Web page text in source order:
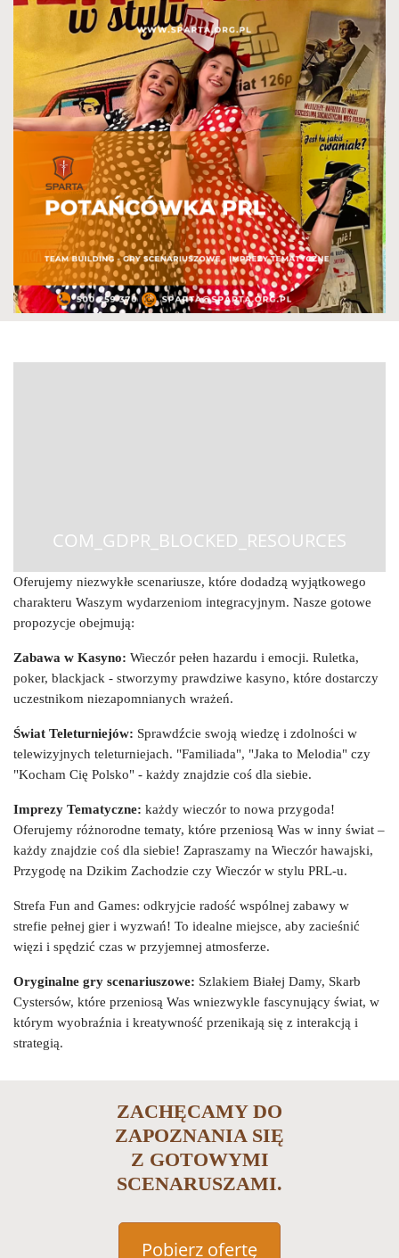
COM_GDPR_BLOCKED_RESOURCES
Oferujemy niezwykłe scenariusze, które dodadzą wyjątkowego
charakteru Waszym wydarzeniom integracyjnym. Nasze gotowe
propozycje obejmują:
Zabawa w Kasyno: Wieczór pełen hazardu i emocji. Ruletka,
poker, blackjack - stworzymy prawdziwe kasyno, które dostarczy
uczestnikom niezapomnianych wrażeń.
Świat Teleturniejów: Sprawdźcie swoją wiedzę i zdolności w
telewizyjnych teleturniejach. "Familiada", "Jaka to Melodia" czy
"Kocham Cię Polsko" - każdy znajdzie coś dla siebie.
Imprezy Tematyczne: każdy wieczór to nowa przygoda!
Oferujemy różnorodne tematy, które przeniosą Was w inny świat –
każdy znajdzie coś dla siebie! Zapraszamy na Wieczór hawajski,
Przygodę na Dzikim Zachodzie czy Wieczór w stylu PRL-u.
Strefa Fun and Games: odkryjcie radość wspólnej zabawy w
strefie pełnej gier i wyzwań! To idealne miejsce, aby zacieśnić
więzi i spędzić czas w przyjemnej atmosferze.
Oryginalne gry scenariuszowe: Szlakiem Białej Damy, Skarb
Cystersów, które przeniosą Was wniezwykle fascynujący świat, w
którym wyobraźnia i kreatywność przenikają się z interakcją i
strategią.
ZACHĘCAMY DO
ZAPOZNANIA SIĘ
Z GOTOWYMI
SCENARUSZAMI.
Pobierz ofertę